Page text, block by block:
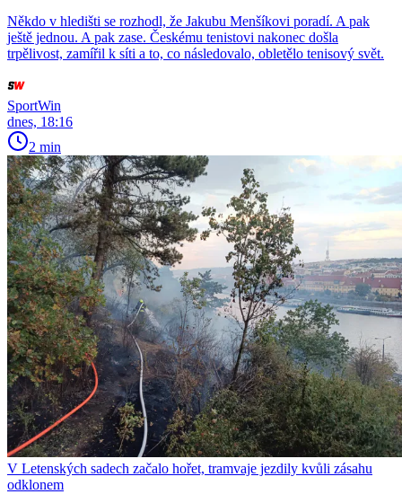
Někdo v hledišti se rozhodl, že Jakubu Menšíkovi poradí. A pak
ještě jednou. A pak zase. Českému tenistovi nakonec došla
trpělivost, zamířil k síti a to, co následovalo, obletělo tenisový svět.
SportWin
dnes, 18:16
2 min
V Letenských sadech začalo hořet, tramvaje jezdily kvůli zásahu
odklonem